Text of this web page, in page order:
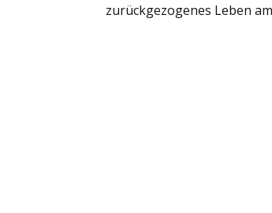
zurückgezogenes Leben